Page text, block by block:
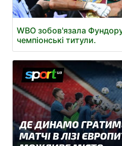
WBO зобов'язала
чемпіонські титули.